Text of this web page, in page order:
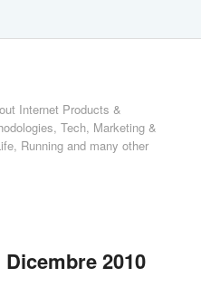
Internet Products &
Tech, Marketing &
Running and many other
Dicembre 2010